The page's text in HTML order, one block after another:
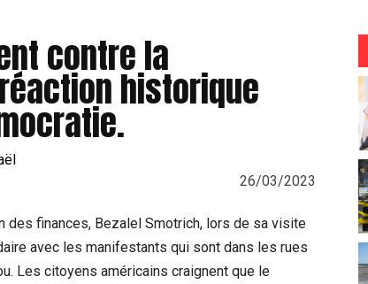
contre la
historique
26/03/2023
finances, Bezalel Smotrich, lors de sa visite
avec les manifestants qui sont dans les rues
Les citoyens américains craignent que le